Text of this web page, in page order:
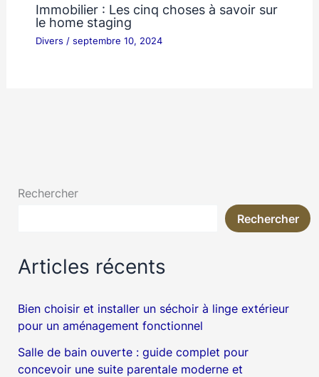
Immobilier : Les cinq choses à savoir sur
le home staging
Divers / septembre 10, 2024
Rechercher
Rechercher
Articles récents
Bien choisir et installer un séchoir à linge extérieur
pour un aménagement fonctionnel
Salle de bain ouverte : guide complet pour
concevoir une suite parentale moderne et